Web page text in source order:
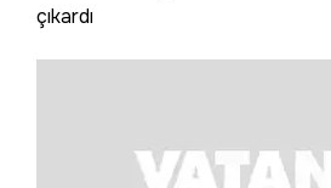
çıkardı